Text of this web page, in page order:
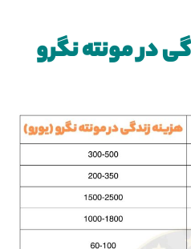
در مونته نگرو